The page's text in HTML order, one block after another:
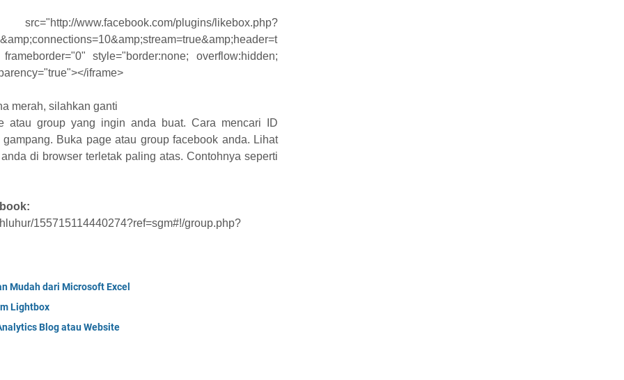
plugins/likebox.php?
&amp;connections=10&amp;stream=true&amp;header=t
style="border:none; overflow:hidden;
iframe>
merah, silahkan ganti
atau group yang ingin anda buat. Cara mencari ID
Buka page atau group facebook anda. Lihat
di browser terletak paling atas. Contohnya seperti
155715114440274?ref=sgm#!/group.php?
Mudah dari Microsoft Excel
Lightbox
Blog atau Website